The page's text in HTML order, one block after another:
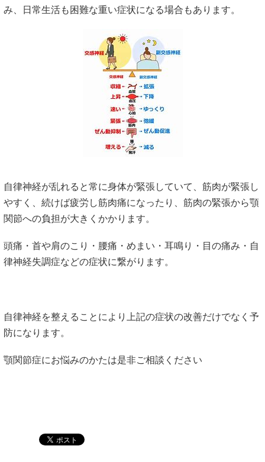
み、日常生活も困難な重い症状になる場合もあります。
自律神経が乱れると常に身体が緊張していて、筋肉が緊張し
やすく、続けば疲労し筋肉痛になったり、筋肉の緊張から顎
関節への負担が大きくかかります。
頭痛・首や肩のこり・腰痛・めまい・耳鳴り・目の痛み・自
律神経失調症などの症状に繋がります。
自律神経を整えることにより上記の症状の改善だけでなく予
防になります。
顎関節症にお悩みのかたは是非ご相談ください